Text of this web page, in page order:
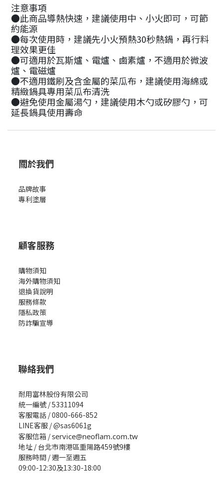
注意事項
●此商品導熱快速，建議使用中、小火即可，可節
約能源
●每次使用時，建議先小火預熱30秒熱鍋，再行料
理效果更佳
●可適用於瓦斯爐、電爐、鹵素爐，不適用於微波
爐、電磁爐
●不適用鐵刷及含金屬的菜瓜布，建議使用海綿或
精緻鍋具專用菜瓜布清洗
●避免使用金屬湯勺，建議使用木勺或矽膠勺，可
延長鍋具使用壽命
關於我們
品牌故事
專利塗層
顧客服務
購物須知
海外購物須知
退換貨說明
服務條款
隱私政策
防詐騙宣導
聯絡我們
耐用富林股份有限公司
統一編號 / 53311094
客服電話 / 0800-666-852
LINE客服 / @sas6061g
客服信箱 /service@neoflam.com.tw
地址 / 台北市南港區重陽路459號9樓
服務時間 / 週一至週五
09:00-12:30及13:30-18:00